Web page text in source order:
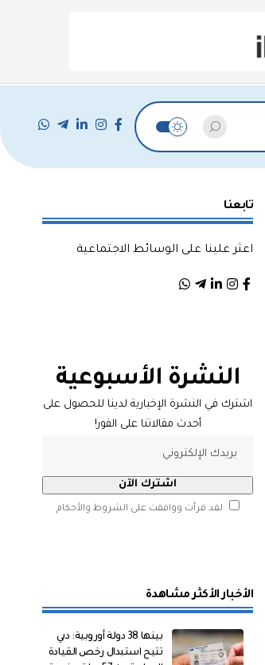
تابعنا
اعثر علينا على الوسائط الاجتماعية
النشرة الأسبوعية
اشترك في النشرة الإخبارية لدينا للحصول على
أحدث مقالاتنا على الفور!
لقد قرأت ووافقت على الشروط والأحكام
الأخبار الأكثر مشاهدة
بينها 38 دولة أوروبية: دبي
تتيح استبدال رخص القيادة